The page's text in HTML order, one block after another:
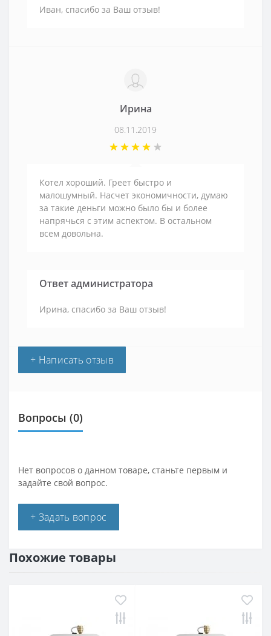
Иван, спасибо за Ваш отзыв!
Ирина
08.11.2019
Котел хороший. Греет быстро и
малошумный. Насчет экономичности, думаю
за такие деньги можно было бы и более
напрячься с этим аспектом. В остальном
всем довольна.
Ответ администратора
Ирина, спасибо за Ваш отзыв!
+ Написать отзыв
Вопросы (0)
Нет вопросов о данном товаре, станьте первым и
задайте свой вопрос.
+ Задать вопрос
Похожие товары